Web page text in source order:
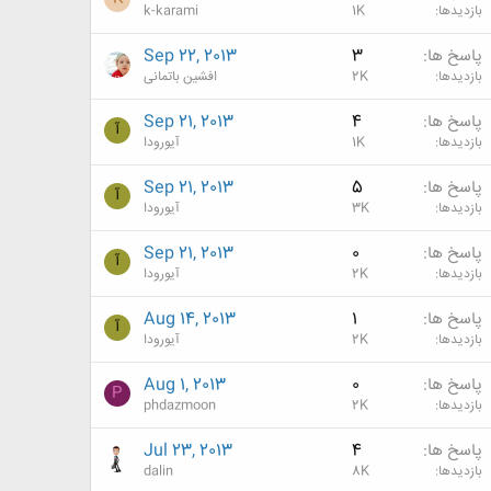
بازدیدها 1K
k-karami
پاسخ ها 3
بازدیدها 2K
Sep 22, 2013
افشین باتمانی
پاسخ ها 4
بازدیدها 1K
Sep 21, 2013
آیورودا آ
پاسخ ها 5
بازدیدها 3K
Sep 21, 2013
آیورودا آ
پاسخ ها 0
بازدیدها 2K
Sep 21, 2013
آیورودا آ
پاسخ ها 1
بازدیدها 2K
Aug 14, 2013
آیورودا آ
پاسخ ها 0
بازدیدها 2K
Aug 1, 2013
phdazmoon
P
پاسخ ها 4
بازدیدها 8K
Jul 23, 2013
dalin